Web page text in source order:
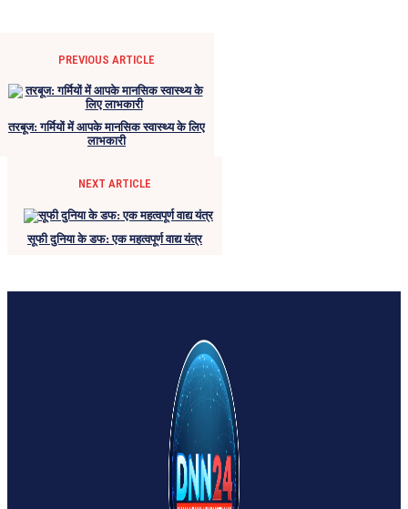
PREVIOUS ARTICLE
तरबूज: गर्मियों में आपके मानसिक स्वास्थ्य के लिए
लाभकारी
NEXT ARTICLE
सूफी दुनिया के डफ: एक महत्वपूर्ण वाद्य यंत्र